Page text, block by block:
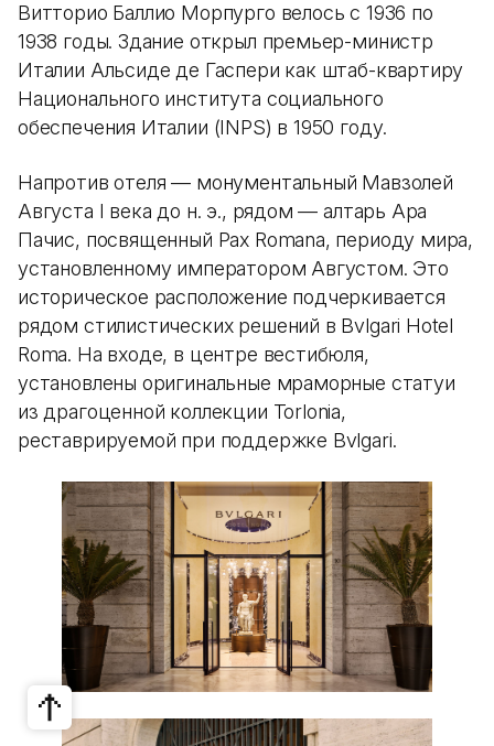
Витторио Баллио Морпурго велось с 1936 по
1938 годы. Здание открыл премьер-министр
Италии Альсиде де Гаспери как штаб-квартиру
Национального института социального
обеспечения Италии (INPS) в 1950 году.
Напротив отеля — монументальный Мавзолей
Августа I века до н. э., рядом — алтарь Ара
Пачис, посвященный Pax Romana, периоду мира,
установленному императором Августом. Это
историческое расположение подчеркивается
рядом стилистических решений в Bvlgari Hotel
Roma. На входе, в центре вестибюля,
установлены оригинальные мраморные статуи
из драгоценной коллекции Torlonia,
реставрируемой при поддержке Bvlgari.